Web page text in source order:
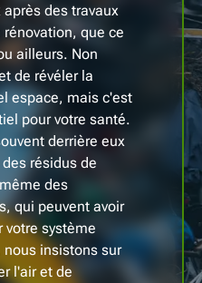
des travaux
que ce
ailleurs. Non
de révéler la
espace, mais c'est
pour votre santé.
derrière eux
résidus de
des
qui peuvent avoir
votre système
insistons sur
l'air et de